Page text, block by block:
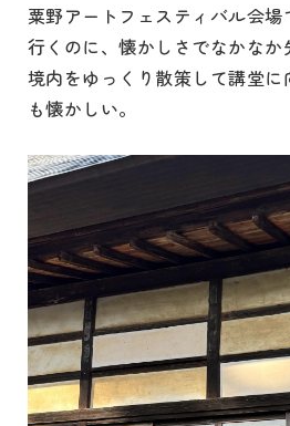
粟野アートフェスティバル会
行くのに、懐かしさでなかなか
境内をゆっくり散策して講堂
も懐かしい。